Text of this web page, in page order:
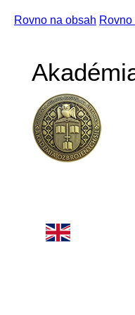
Rovno na obsah Rovno